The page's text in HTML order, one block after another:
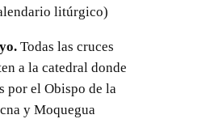
litúrgico)
Todas las cruces
a la catedral donde
por el Obispo de la
y Moquegua